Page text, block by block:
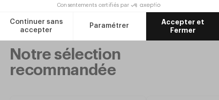
Ajouter
Notre sélection
recommandée